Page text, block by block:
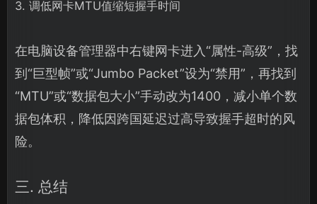
3. 调低网卡MTU值缩短握手时间
在电脑设备管理器中右键网卡进入“属性-高级”，找
到“巨型帧”或“Jumbo Packet”设为“禁用”，再找到
“MTU”或“数据包大小”手动改为1400，减小单个数
据包体积，降低因跨国延迟过高导致握手超时的风
险。
三. 总结